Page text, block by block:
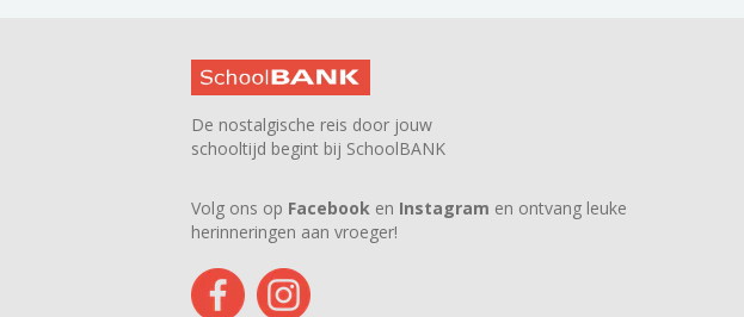
De nostalgische reis door jouw
schooltijd begint bij SchoolBANK
Volg ons op Facebook en Instagram en ontvang leuke
herinneringen aan vroeger!